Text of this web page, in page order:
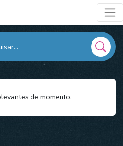
de momento.